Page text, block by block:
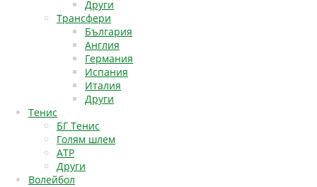
Други
Трансфери
България
Англия
Германия
Испания
Италия
Други
Тенис
БГ Тенис
Голям шлем
АТР
Други
Волейбол